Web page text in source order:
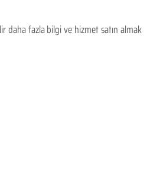
daha fazla bilgi ve hizmet satın almak